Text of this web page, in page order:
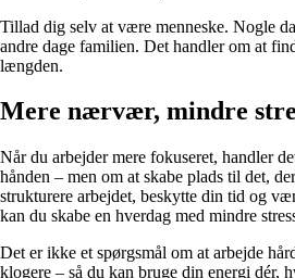
Tillad dig selv at være menneske. Nogle
andre dage familien. Det handler om at
længden.
Mere nærvær, mindre
Når du arbejder mere fokuseret, handler
hånden – men om at skabe plads til det,
strukturere arbejdet, beskytte din tid og
kan du skabe en hverdag med mindre
Det er ikke et spørgsmål om at arbejde
klogere – så du kan bruge din energi dér,